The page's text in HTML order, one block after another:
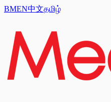
BMEN中文தமிழ்